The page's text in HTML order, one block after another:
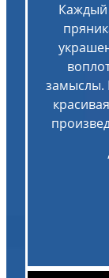
Каждый
замыслы.